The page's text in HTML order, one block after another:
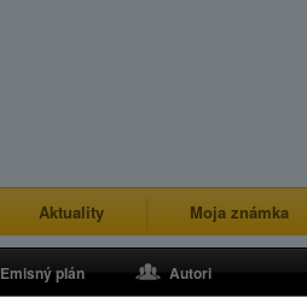
Aktuality Moja známka
Emisný plán Autori